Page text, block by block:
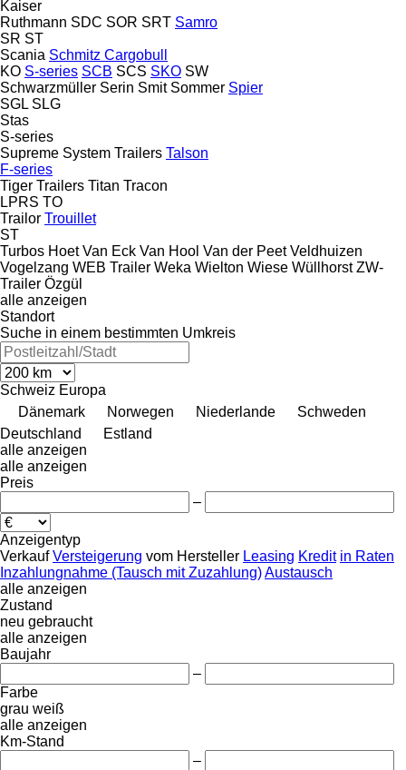
Kaiser
Ruthmann SDC SOR SRT Samro
SR ST
Scania Schmitz Cargobull
KO S-series SCB SCS SKO SW
Schwarzmüller Serin Smit Sommer Spier
SGL SLG
Stas
S-series
Supreme System Trailers Talson
F-series
Tiger Trailers Titan Tracon
LPRS TO
Trailor Trouillet
ST
Turbos Hoet Van Eck Van Hool Van der Peet Veldhuizen
Vogelzang WEB Trailer Weka Wielton Wiese Wüllhorst ZW-
Trailer Özgül
alle anzeigen
Standort
Suche in einem bestimmten Umkreis
Schweiz Europa
Dänemark
Norwegen Niederlande
Schweden
Deutschland
Estland
alle anzeigen
alle anzeigen
Preis
–
Anzeigentyp
Verkauf Versteigerung vom Hersteller Leasing Kredit in Raten
Inzahlungnahme (Tausch mit Zuzahlung)Austausch
alle anzeigen
Zustand
neu gebraucht
alle anzeigen
Baujahr
–
Farbe
grau weiß
alle anzeigen
Km-Stand
–